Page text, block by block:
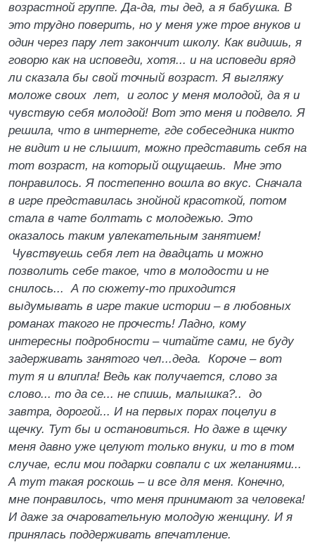
возрастной группе. Да-да, ты дед, а я бабушка. В
это трудно поверить, но у меня уже трое внуков и
один через пару лет закончит школу. Как видишь, я
говорю как на исповеди, хотя... и на исповеди вряд
ли сказала бы свой точный возраст. Я выгляжу
моложе своих лет, и голос у меня молодой, да я и
чувствую себя молодой! Вот это меня и подвело. Я
решила, что в интернете, где собеседника никто
не видит и не слышит, можно представить себя на
тот возраст, на который ощущаешь. Мне это
понравилось. Я постепенно вошла во вкус. Сначала
в игре представилась знойной красоткой, потом
стала в чате болтать с молодежью. Это
оказалось таким увлекательным занятием!
Чувствуешь себя лет на двадцать и можно
позволить себе такое, что в молодости и не
снилось... А по сюжету-то приходится
выдумывать в игре такие истории – в любовных
романах такого не прочесть! Ладно, кому
интересны подробности – читайте сами, не буду
задерживать занятого чел...деда. Короче – вот
тут я и влипла! Ведь как получается, слово за
слово... то да се... не спишь, малышка?.. до
завтра, дорогой... И на первых порах поцелуи в
щечку. Тут бы и остановиться. Но даже в щечку
меня давно уже целуют только внуки, и то в том
случае, если мои подарки совпали с их желаниями...
А тут такая роскошь – и все для меня. Конечно,
мне понравилось, что меня принимают за человека!
И даже за очаровательную молодую женщину. И я
принялась поддерживать впечатление.